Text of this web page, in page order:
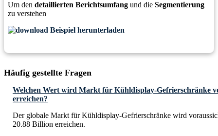
Um den detaillierten Berichtsumfang und die Segmentierung
zu verstehen
Beispiel herunterladen
Häufig gestellte Fragen
Welchen Wert wird Markt für Kühldisplay-Gefrierschränke
erreichen?
Der globale Markt für Kühldisplay-Gefrierschränke wird
20.88 Billion erreichen.